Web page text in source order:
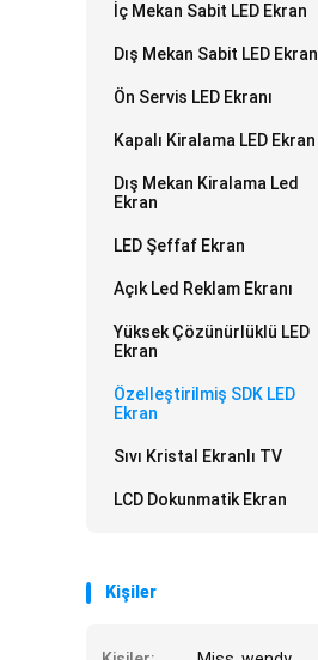
İç Mekan Sabit LED Ekran
Dış Mekan Sabit LED Ekran
Ön Servis LED Ekranı
Kapalı Kiralama LED Ekran
Dış Mekan Kiralama Led
Ekran
LED Şeffaf Ekran
Açık Led Reklam Ekranı
Yüksek Çözünürlüklü LED
Ekran
Özelleştirilmiş SDK LED
Ekran
Sıvı Kristal Ekranlı TV
LCD Dokunmatik Ekran
Kişiler